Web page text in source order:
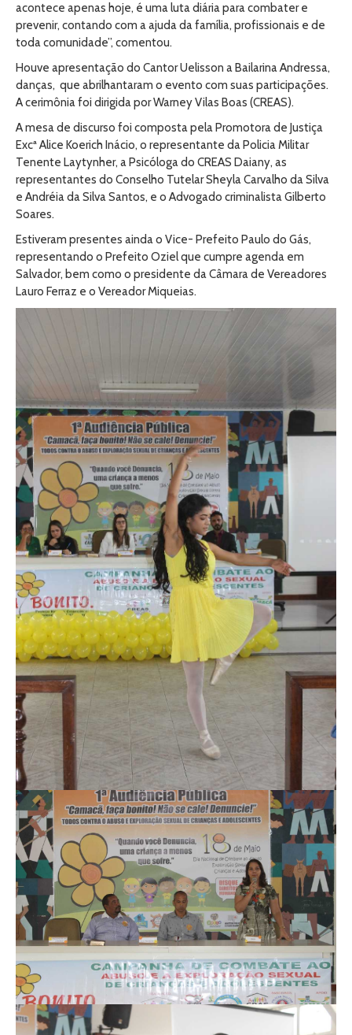
acontece apenas hoje, é uma luta diária para combater e
prevenir, contando com a ajuda da família, profissionais e de
toda comunidade”, comentou.
Houve apresentação do Cantor Uelisson a Bailarina Andressa,
danças, que abrilhantaram o evento com suas participações.
A cerimônia foi dirigida por Warney Vilas Boas (CREAS).
A mesa de discurso foi composta pela Promotora de Justiça
Excª Alice Koerich Inácio, o representante da Policia Militar
Tenente Laytynher, a Psicóloga do CREAS Daiany, as
representantes do Conselho Tutelar Sheyla Carvalho da Silva
e Andréia da Silva Santos, e o Advogado criminalista Gilberto
Soares.
Estiveram presentes ainda o Vice- Prefeito Paulo do Gás,
representando o Prefeito Oziel que cumpre agenda em
Salvador, bem como o presidente da Câmara de Vereadores
Lauro Ferraz e o Vereador Miqueias.